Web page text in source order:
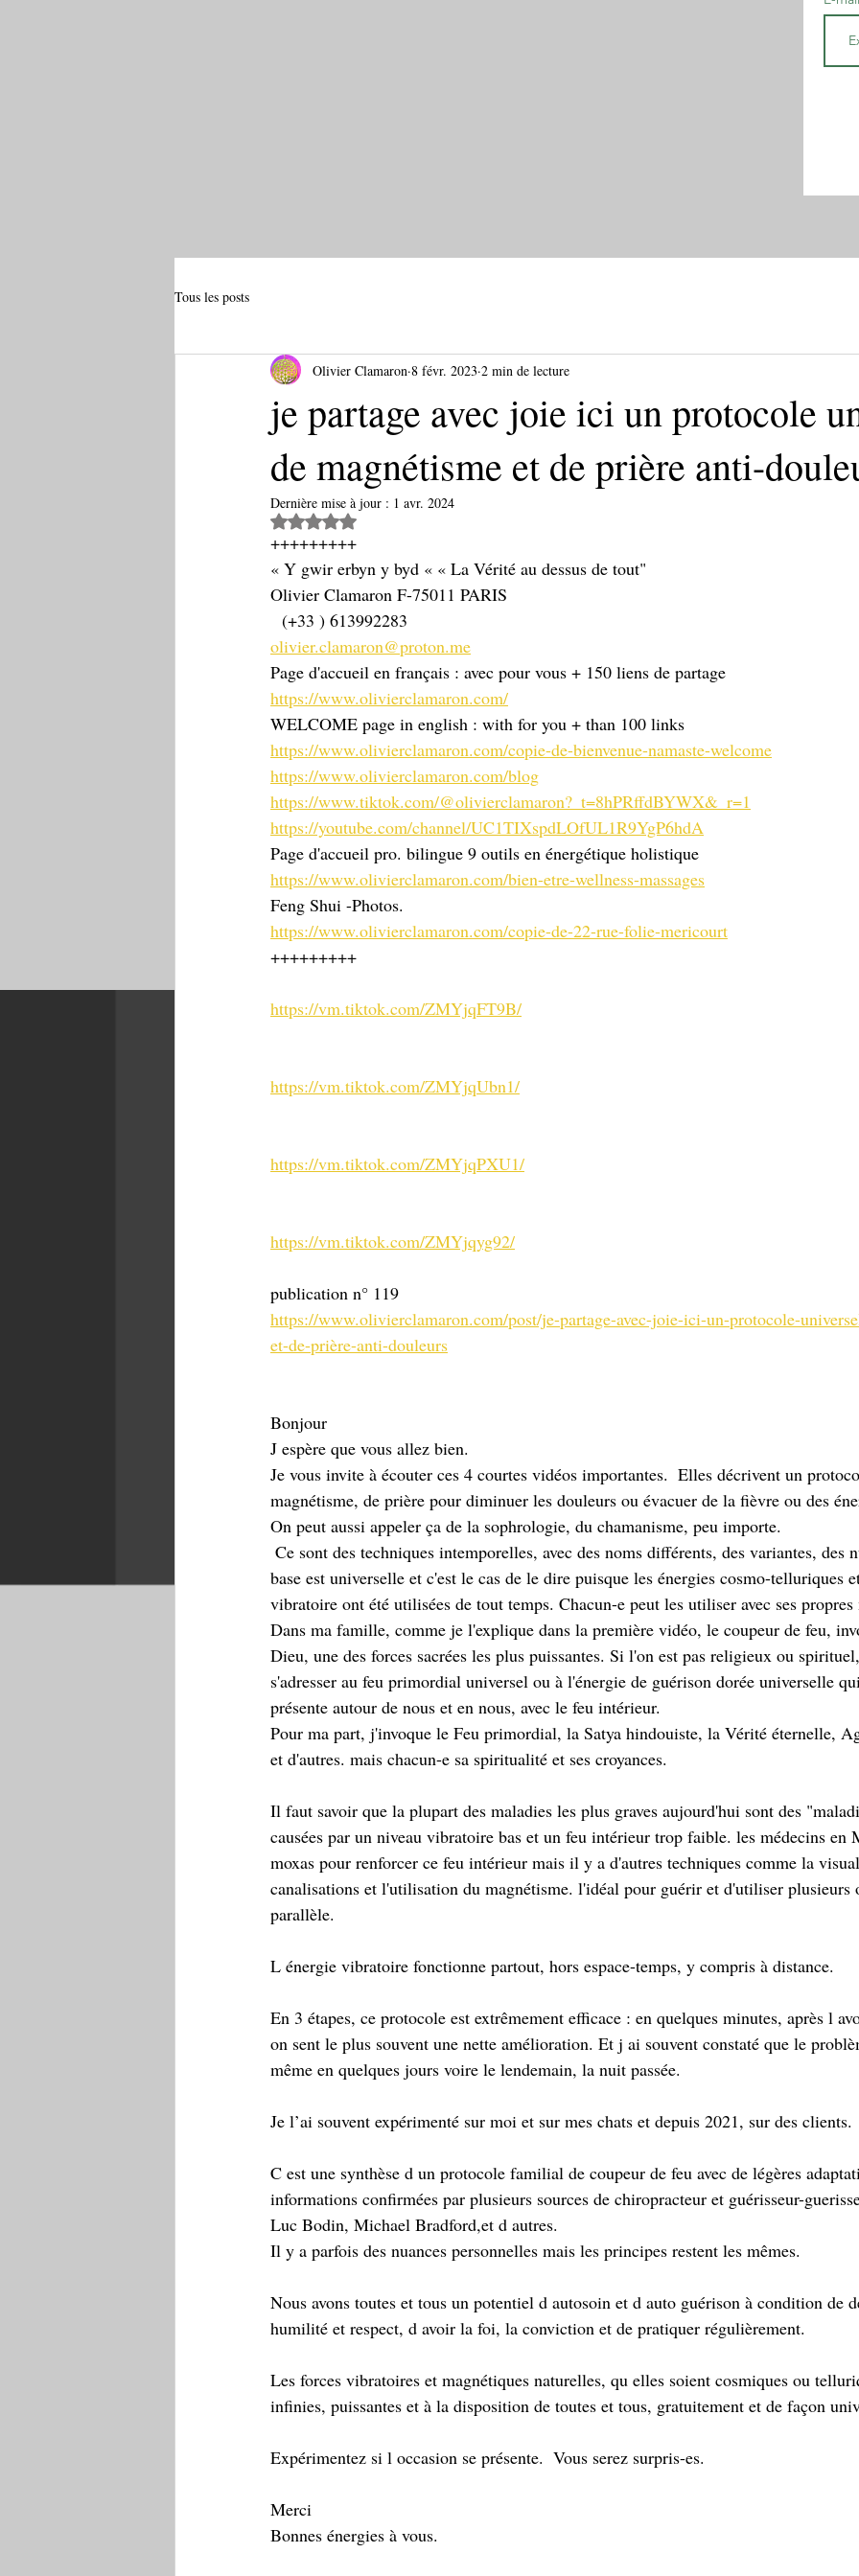
Tous les posts
je partage avec joie ici un protocole
de magnétisme et de prière anti-
Olivier Clamaron 8 févr. 2023 2 min de lecture
Dernière mise à jour : 1 avr. 2024
Noté NaN étoiles sur 5.
+++++++++
« Y gwir erbyn y byd « « La Vérité au dessus de tout"
Olivier Clamaron F-75011 PARIS
(+33 ) 613992283
olivier.clamaron@proton.me
Page d'accueil en français : avec pour vous + 150 liens de partage
https://www.olivierclamaron.com/
WELCOME page in english : with for you + than 100 links
https://www.olivierclamaron.com/copie-de-bienvenue-namaste-welcome
https://www.olivierclamaron.com/blog
https://www.tiktok.com/@olivierclamaron?_t=8hPRffdBYWX&_r=1
https://youtube.com/channel/UC1TIXspdLOfUL1R9YgP6hdA
Page d'accueil pro. bilingue 9 outils en énergétique holistique
https://www.olivierclamaron.com/bien-etre-wellness-massages
Feng Shui -Photos.
https://www.olivierclamaron.com/copie-de-22-rue-folie-mericourt
+++++++++
https://vm.tiktok.com/ZMYjqFT9B/
https://vm.tiktok.com/ZMYjqUbn1/
https://vm.tiktok.com/ZMYjqPXU1/
https://vm.tiktok.com/ZMYjqyg92/
publication n° 119
https://www.olivierclamaron.com/post/je-partage-avec-joie-ici-un-protocole-
et-de-prière-anti-douleurs
Bonjour
J espère que vous allez bien.
Je vous invite à écouter ces 4 courtes vidéos importantes.  Elles décrivent un
magnétisme, de prière pour diminuer les douleurs ou évacuer de la fièvre ou des
On peut aussi appeler ça de la sophrologie, du chamanisme, peu importe.
base est universelle et c'est le cas de le dire puisque les énergies cosmo-telluriques
vibratoire ont été utilisées de tout temps. Chacun-e peut les utiliser avec ses
Dans ma famille, comme je l'explique dans la première vidéo, le coupeur de feu,
Dieu, une des forces sacrées les plus puissantes. Si l'on est pas religieux ou
s'adresser au feu primordial universel ou à l'énergie de guérison dorée universelle
présente autour de nous et en nous, avec le feu intérieur.
Pour ma part, j'invoque le Feu primordial, la Satya hindouiste, la Vérité éternelle,
et d'autres. mais chacun-e sa spiritualité et ses croyances.
Il faut savoir que la plupart des maladies les plus graves aujourd'hui sont des
causées par un niveau vibratoire bas et un feu intérieur trop faible. les médecins
moxas pour renforcer ce feu intérieur mais il y a d'autres techniques comme la
canalisations et l'utilisation du magnétisme. l'idéal pour guérir et d'utiliser
parallèle.
L énergie vibratoire fonctionne partout, hors espace-temps, y compris à distance.
En 3 étapes, ce protocole est extrêmement efficace : en quelques minutes, après l
on sent le plus souvent une nette amélioration. Et j ai souvent constaté que le
même en quelques jours voire le lendemain, la nuit passée.
Je l’ai souvent expérimenté sur moi et sur mes chats et depuis 2021, sur des clients.
C est une synthèse d un protocole familial de coupeur de feu avec de légères
informations confirmées par plusieurs sources de chiropracteur et guérisseur-
Luc Bodin, Michael Bradford,et d autres.
Il y a parfois des nuances personnelles mais les principes restent les mêmes.
Nous avons toutes et tous un potentiel d autosoin et d auto guérison à condition de
humilité et respect, d avoir la foi, la conviction et de pratiquer régulièrement.
Les forces vibratoires et magnétiques naturelles, qu elles soient cosmiques ou
infinies, puissantes et à la disposition de toutes et tous, gratuitement et de façon
Expérimentez si l occasion se présente.  Vous serez surpris-es.
Merci
Bonnes énergies à vous.